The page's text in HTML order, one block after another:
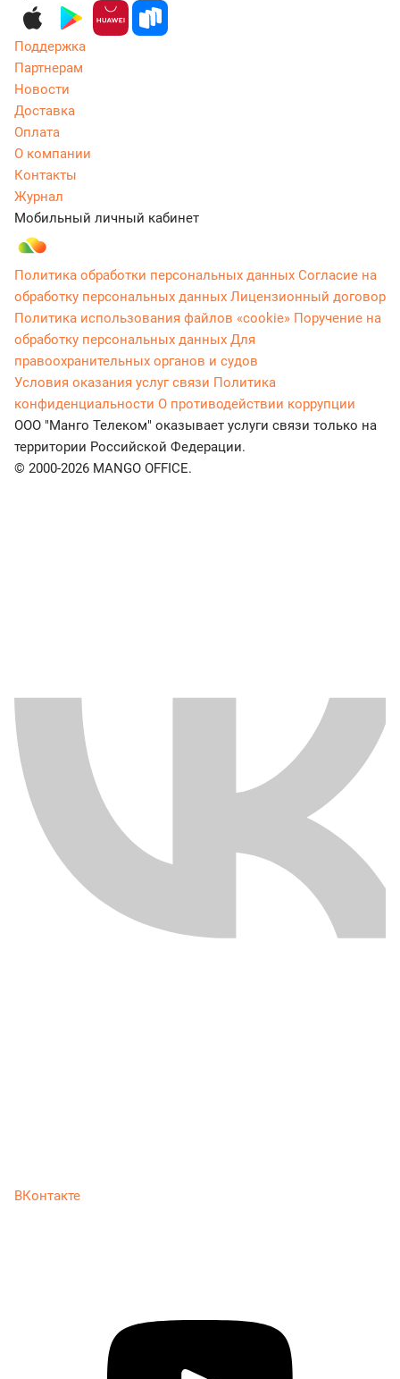
Поддержка
Партнерам
Новости
Доставка
Оплата
О компании
Контакты
Журнал
Мобильный личный кабинет
Политика обработки персональных данных Согласие на
обработку персональных данных Лицензионный договор
Политика использования файлов «cookie» Поручение на
обработку персональных данных Для
правоохранительных органов и судов
Условия оказания услуг связи Политика
конфиденциальности О противодействии коррупции
ООО "Манго Телеком" оказывает услуги связи только на
территории Российской Федерации.
© 2000-2026 MANGO OFFICE.
ВКонтакте